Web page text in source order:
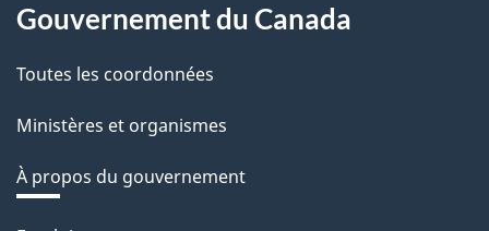
Gouvernement du Canada
Toutes les coordonnées
Ministères et organismes
À propos du gouvernement